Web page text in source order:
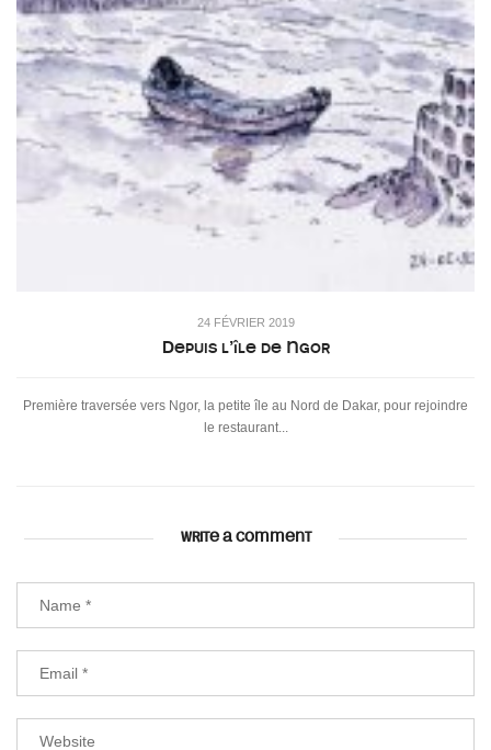
24 FÉVRIER 2019
Depuis l’île de Ngor
Première traversée vers Ngor, la petite île au Nord de Dakar, pour rejoindre
le restaurant...
WRITE A COMMENT